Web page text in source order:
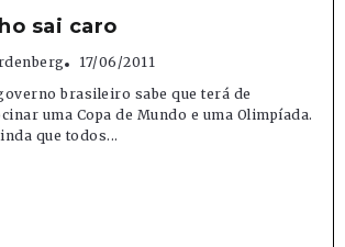
sai caro
17/06/2011
brasileiro sabe que terá de
uma Copa de Mundo e uma Olimpíada.
que todos...